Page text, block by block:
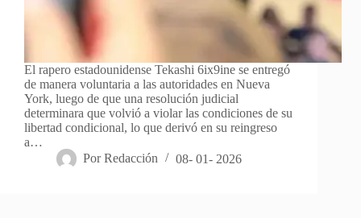
El rapero estadounidense Tekashi 6ix9ine se entregó
de manera voluntaria a las autoridades en Nueva
York, luego de que una resolución judicial
determinara que volvió a violar las condiciones de su
libertad condicional, lo que derivó en su reingreso
a…
Por Redacción 08- 01- 2026